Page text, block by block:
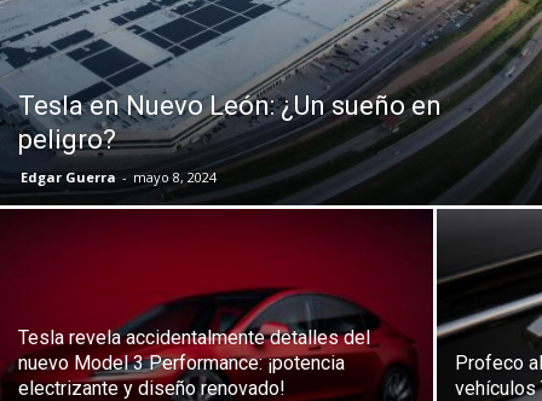
Tesla en Nuevo León: ¿Un sueño en
peligro?
Edgar Guerra - mayo 8, 2024
Tesla revela accidentalmente detalles del
nuevo Model 3 Performance: ¡potencia
electrizante y diseño renovado!
Profeco
vehículos